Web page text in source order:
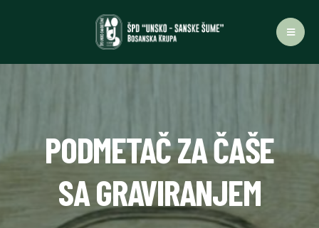
PODMETAČ ZA ČAŠE
SA GRAVIRANJEM